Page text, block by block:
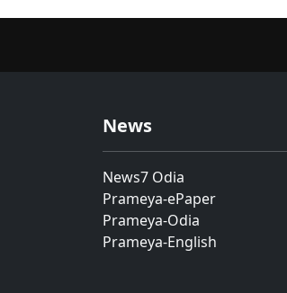
News
News7 Odia
Prameya-ePaper
Prameya-Odia
Prameya-English